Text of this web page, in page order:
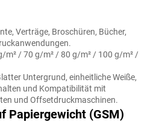
Verträge, Broschüren, Bücher,
m² / 70 g/m² / 80 g/m² / 100 g/m² /
Untergrund, einheitliche Weiße,
und Kompatibilität mit
und Offsetdruckmaschinen.
Papiergewicht (GSM)